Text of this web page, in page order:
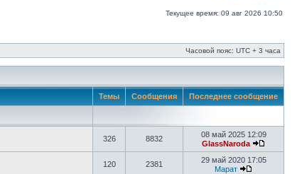
Текущее время: 09 авг 2026 10:50
Часовой пояс: UTC + 3 часа
Темы Сообщения Последнее сообщение
326 8832
08 май 2025 12:09
GlassNaroda
120 2381
29 май 2020 17:05
Марат